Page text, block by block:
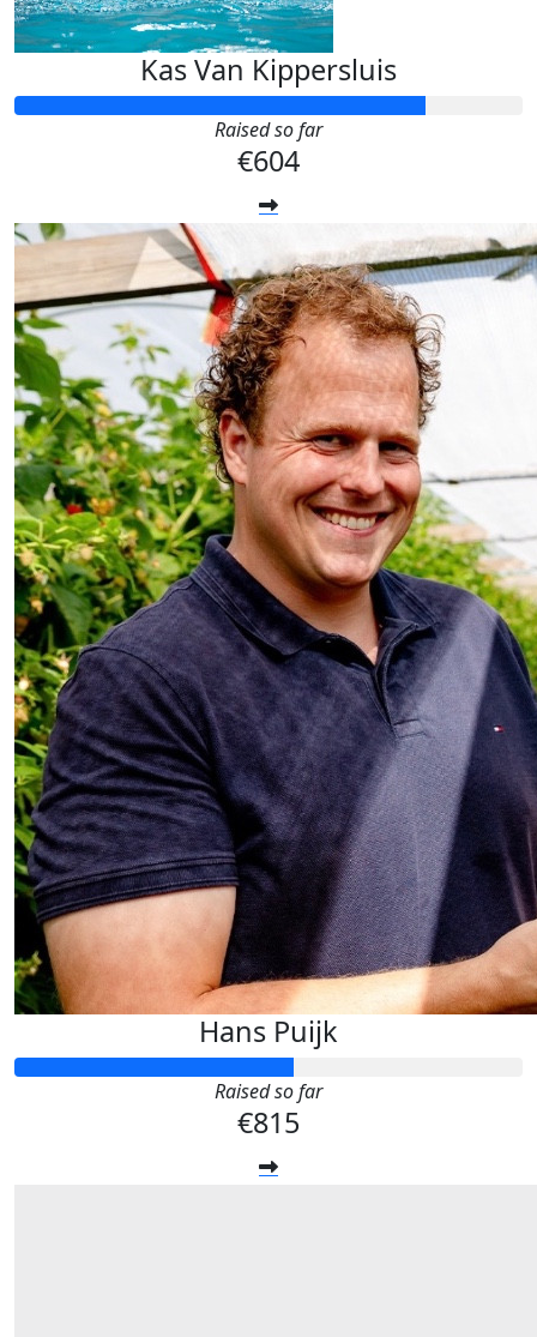
Kas Van Kippersluis
Raised so far
€604
Hans Puijk
Raised so far
€815